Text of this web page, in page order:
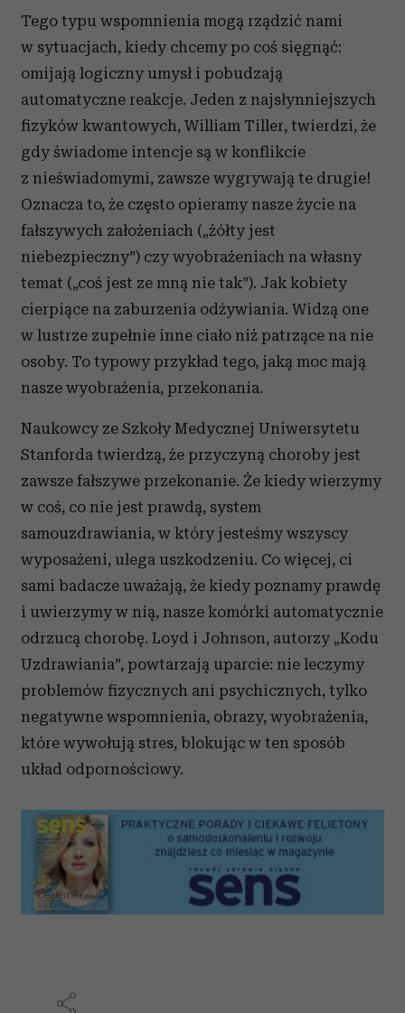
Tego typu wspomnienia mogą rządzić nami
w sytuacjach, kiedy chcemy po coś sięgnąć:
omijają logiczny umysł i pobudzają
automatyczne reakcje. Jeden z najsłynniejszych
fizyków kwantowych, William Tiller, twierdzi, że
gdy świadome intencje są w konflikcie
z nieświadomymi, zawsze wygrywają te drugie!
Oznacza to, że często opieramy nasze życie na
fałszywych założeniach („żółty jest
niebezpieczny”) czy wyobrażeniach na własny
temat („coś jest ze mną nie tak”). Jak kobiety
cierpiące na zaburzenia odżywiania. Widzą one
w lustrze zupełnie inne ciało niż patrzące na nie
osoby. To typowy przykład tego, jaką moc mają
nasze wyobrażenia, przekonania.
Naukowcy ze Szkoły Medycznej Uniwersytetu
Stanforda twierdzą, że przyczyną choroby jest
zawsze fałszywe przekonanie. Że kiedy wierzymy
w coś, co nie jest prawdą, system
samouzdrawiania, w który jesteśmy wszyscy
wyposażeni, ulega uszkodzeniu. Co więcej, ci
sami badacze uważają, że kiedy poznamy prawdę
i uwierzymy w nią, nasze komórki automatycznie
odrzucą chorobę. Loyd i Johnson, autorzy „Kodu
Uzdrawiania”, powtarzają uparcie: nie leczymy
problemów fizycznych ani psychicznych, tylko
negatywne wspomnienia, obrazy, wyobrażenia,
które wywołują stres, blokując w ten sposób
układ odpornościowy.